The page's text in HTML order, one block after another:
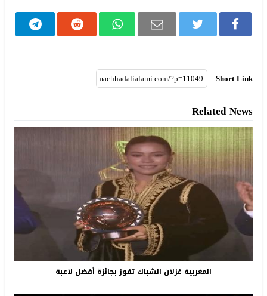
Short Link
Related News
المغربية غزلان الشباك تفوز بجائزة أفضل لاعبة